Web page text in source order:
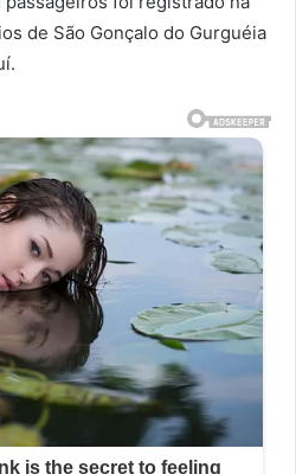
de São Gonçalo do Gurguéia